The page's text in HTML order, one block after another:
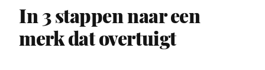
In 3 stappen naar een
merk dat overtuigt